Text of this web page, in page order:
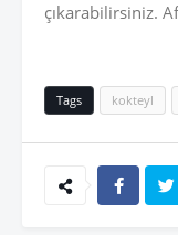
çıkarabilirsiniz.
Tags kokteyl